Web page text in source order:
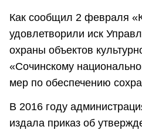
Как сообщил 2 февраля
удовлетворили иск
охраны объектов
«Сочинскому
мер по обеспечению
В 2016 году
издала приказ об